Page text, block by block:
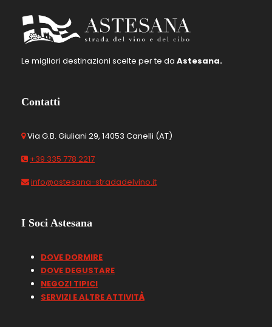
Le migliori destinazioni scelte per te da Astesana.
Contatti
Via G.B. Giuliani 29, 14053 Canelli (AT)
+39 335 778 2217
info@astesana-stradadelvino.it
I Soci Astesana
DOVE DORMIRE
DOVE DEGUSTARE
NEGOZI TIPICI
SERVIZI E ALTRE ATTIVITÀ